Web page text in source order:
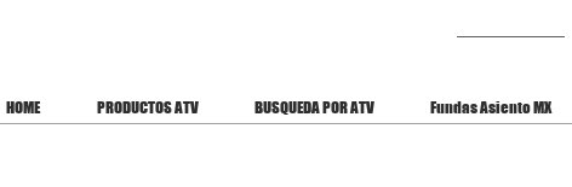
HOME PRODUCTOS ATV BUSQUEDA POR ATV Fundas Asiento MX